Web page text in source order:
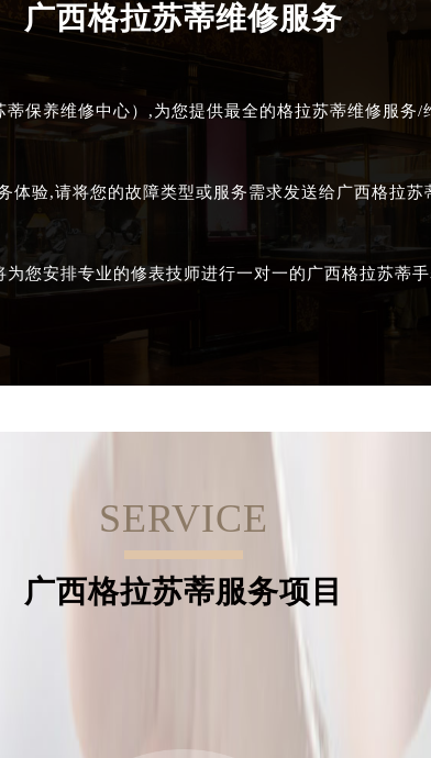
广西格拉苏蒂维修服务
保养维修中心）,为您提供最全的格拉苏蒂维修服务
体验,请将您的故障类型或服务需求发送给广西格拉
您安排专业的修表技师进行一对一的广西格拉苏蒂手
SERVICE
广西格拉苏蒂服务项目